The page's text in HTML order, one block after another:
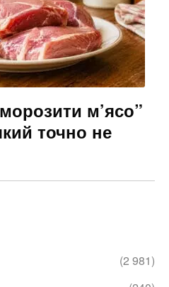
м’ясо”
точно не
(2 981)